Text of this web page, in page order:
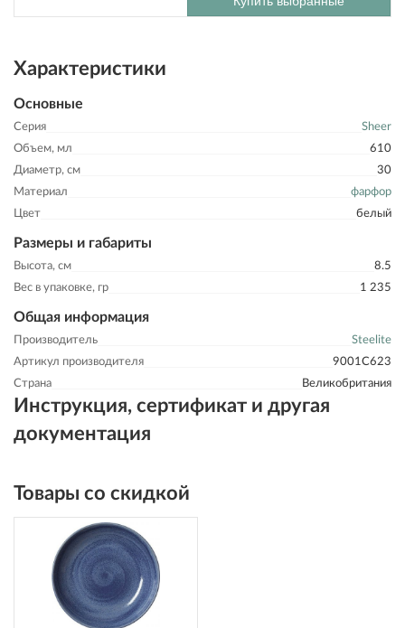
Характеристики
Основные
Серия
Sheer
Объем, мл
610
Диаметр, см
30
Материал
фарфор
Цвет
белый
Размеры и габариты
Высота, см
8.5
Вес в упаковке, гр
1 235
Общая информация
Производитель
Steelite
Артикул производителя
9001C623
Страна
Великобритания
Инструкция, сертификат и другая
документация
Товары со скидкой